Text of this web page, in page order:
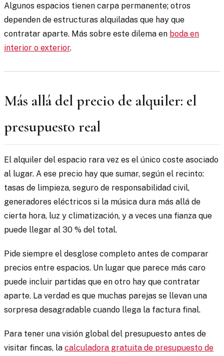
Algunos espacios tienen carpa permanente; otros
dependen de estructuras alquiladas que hay que
contratar aparte. Más sobre este dilema en boda en
interior o exterior.
Más allá del precio de alquiler: el
presupuesto real
El alquiler del espacio rara vez es el único coste asociado
al lugar. A ese precio hay que sumar, según el recinto:
tasas de limpieza, seguro de responsabilidad civil,
generadores eléctricos si la música dura más allá de
cierta hora, luz y climatización, y a veces una fianza que
puede llegar al 30 % del total.
Pide siempre el desglose completo antes de comparar
precios entre espacios. Un lugar que parece más caro
puede incluir partidas que en otro hay que contratar
aparte. La verdad es que muchas parejas se llevan una
sorpresa desagradable cuando llega la factura final.
Para tener una visión global del presupuesto antes de
visitar fincas, la calculadora gratuita de presupuesto de